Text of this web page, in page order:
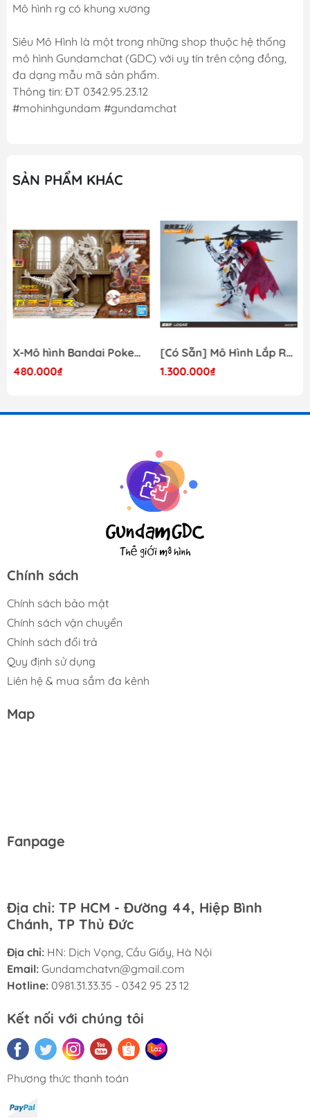
Mô hình rg có khung xương
Siêu Mô Hình là một trong những shop thuộc hệ thống
mô hình Gundamchat (GDC) với uy tín trên cộng đồng,
đa dạng mẫu mã sản phẩm.
Thông tin: ĐT 0342.95.23.12
#mohinhgundam #gundamchat
SẢN PHẨM KHÁC
X-Mô hình Bandai Pokemon PLAMO COLLECTION Fossil Pokemon Series Tyrantrum
480.000₫
[Có Sẵn] Mô Hình Lắp Ráp 1/60 Barbatos Logar Wolf Remains Meavy Industries
1.300.000₫
Chính sách
Chính sách bảo mật
Chính sách vận chuyển
Chính sách đổi trả
Quy định sử dụng
Liên hệ & mua sắm đa kênh
Map
Fanpage
Địa chỉ: TP HCM - Đường 44, Hiệp Bình
Chánh, TP Thủ Đức
Địa chỉ: HN: Dịch Vọng, Cầu Giấy, Hà Nội
Email: Gundamchatvn@gmail.com
Hotline: 0981.31.33.35 - 0342 95 23 12
Kết nối với chúng tôi
Phương thức thanh toán